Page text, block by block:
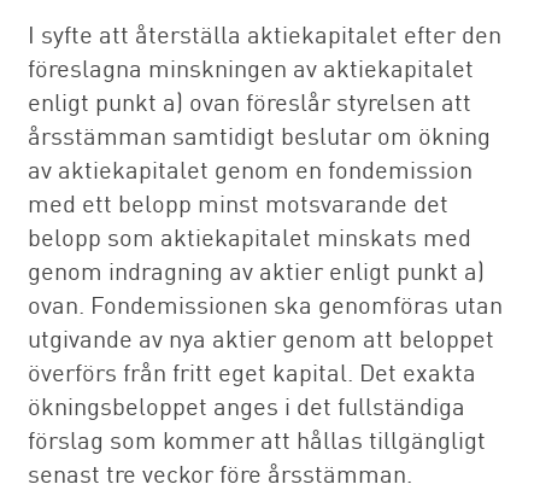
I syfte att återställa aktiekapitalet efter den
föreslagna minskningen av aktiekapitalet
enligt punkt a) ovan föreslår styrelsen att
årsstämman samtidigt beslutar om ökning
av aktiekapitalet genom en fondemission
med ett belopp minst motsvarande det
belopp som aktiekapitalet minskats med
genom indragning av aktier enligt punkt a)
ovan. Fondemissionen ska genomföras utan
utgivande av nya aktier genom att beloppet
överförs från fritt eget kapital. Det exakta
ökningsbeloppet anges i det fullständiga
förslag som kommer att hållas tillgängligt
senast tre veckor före årsstämman.